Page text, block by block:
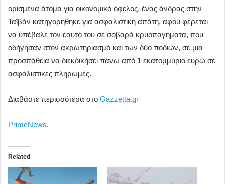
ορισμένα άτομα για οικονομικό όφελος, ένας άνδρας στην
Ταϊβάν κατηγορήθηκε για ασφαλιστική απάτη, αφού φέρεται
να υπέβαλε τον εαυτό του σε σοβαρά κρυοπαγήματα, που
οδήγησαν στον ακρωτηριασμό και των δύο ποδιών, σε μια
προσπάθεια να διεκδικήσει πάνω από 1 εκατομμύριο ευρώ σε
ασφαλιστικές πληρωμές.
Διαβάστε περισσότερα στο Gazzetta.gr
PrimeNews.
Related